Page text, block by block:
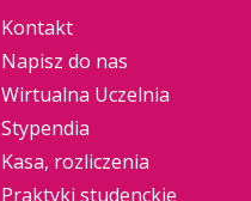
Kontakt
Napisz do nas
Wirtualna Uczelnia
Stypendia
Kasa, rozliczenia
Praktyki studenckie